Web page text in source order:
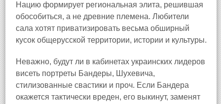
Нацию формирует региональная элита, решившая
обособиться, а не древние племена. Любители
сала хотят приватизировать весьма обширный
кусок общерусской территории, истории и культуры.
Неважно, будут ли в кабинетах украинских лидеров
висеть портреты Бандеры, Шухевича,
стилизованные свастики и проч. Если Бандера
окажется тактически вреден, его выкинут, заменят